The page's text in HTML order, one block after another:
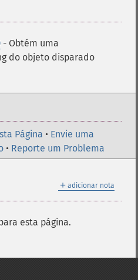
- Obtém uma
do objeto disparado
Página • Envie uma
• Reporte um Problema
＋ adicionar nota
esta página.